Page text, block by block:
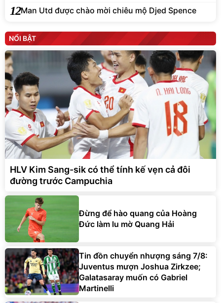
12Man Utd được chào mời chiêu mộ Djed Spence
NỔI BẬT
HLV Kim Sang-sik có thể tính kế vẹn cả đôi
đường trước Campuchia
Đừng để hào quang của Hoàng
Đức làm lu mờ Quang Hải
Tin đồn chuyển nhượng sáng 7/8:
Juventus mượn Joshua Zirkzee;
Galatasaray muốn có Gabriel
Martinelli